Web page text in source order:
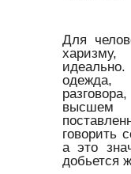
Для
одежда,
высшем
говорить
а это
добьется